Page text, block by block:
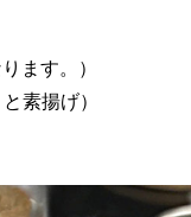
ます。）
揚げ）